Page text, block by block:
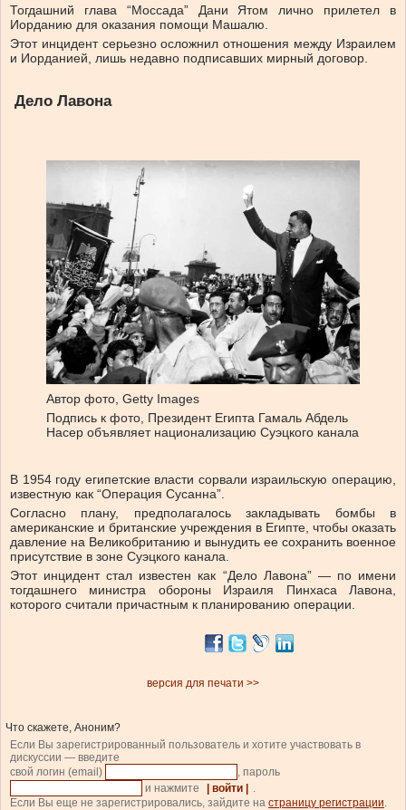
Тогдашний глава “Моссада” Дани Ятом лично прилетел в
Иорданию для оказания помощи Машалю.
Этот инцидент серьезно осложнил отношения между Израилем
и Иорданией, лишь недавно подписавших мирный договор.
Дело Лавона
Автор фото, Getty Images
Подпись к фото, Президент Египта Гамаль Абдель
Насер объявляет национализацию Суэцкого канала
В 1954 году египетские власти сорвали израильскую операцию,
известную как “Операция Сусанна”.
Согласно плану, предполагалось закладывать бомбы в
американские и британские учреждения в Египте, чтобы оказать
давление на Великобританию и вынудить ее сохранить военное
присутствие в зоне Суэцкого канала.
Этот инцидент стал известен как “Дело Лавона” — по имени
тогдашнего министра обороны Израиля Пинхаса Лавона,
которого считали причастным к планированию операции.
версия для печати >>
Что скажете, Аноним?
Если Вы зарегистрированный пользователь и хотите участвовать в
дискуссии — введите
свой логин (email)
, пароль
и нажмите
| войти |
Если Вы еще не зарегистрировались, зайдите на страницу регистрации